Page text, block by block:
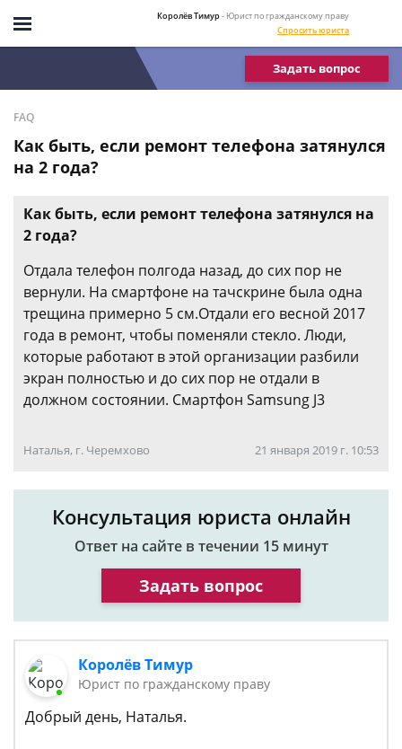
Королёв Тимур- Юрист по гражданскому праву
Спросить юриста
Задать вопрос
FAQ
Как быть, если ремонт телефона затянулся
на 2 года?
Как быть, если ремонт телефона затянулся на
2 года?
Отдала телефон полгода назад, до сих пор не
вернули. На смартфоне на тачскрине была одна
трещина примерно 5 см.Отдали его весной 2017
года в ремонт, чтобы поменяли стекло. Люди,
которые работают в этой организации разбили
экран полностью и до сих пор не отдали в
должном состоянии. Смартфон Samsung J3
Наталья, г. Черемхово 21 января 2019 г. 10:53
Консультация юриста онлайн
Ответ на сайте в течении 15 минут
Задать вопрос
Королёв Тимур
Юрист по гражданскому праву
Добрый день, Наталья.